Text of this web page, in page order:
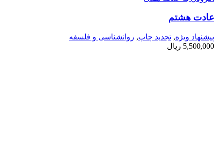
عادت هشتم
پیشنهاد ویژه, تجدید چاپ, روانشناسی و فلسفه
5,500,000 ریال